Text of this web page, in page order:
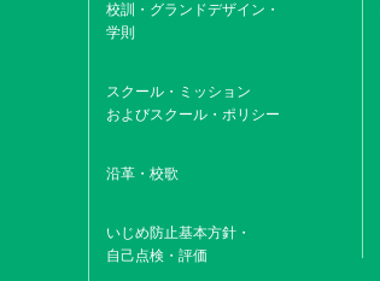
校訓・グランドデザイン・
学則
スクール・ミッション
およびスクール・ポリシー
沿革・校歌
いじめ防止基本方針・
自己点検・評価